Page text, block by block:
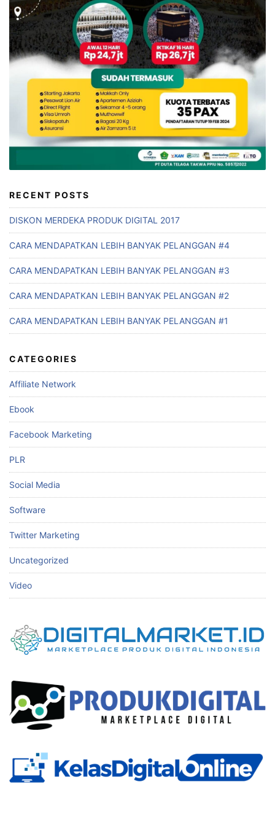
RECENT POSTS
DISKON MERDEKA PRODUK DIGITAL 2017
CARA MENDAPATKAN LEBIH BANYAK PELANGGAN #4
CARA MENDAPATKAN LEBIH BANYAK PELANGGAN #3
CARA MENDAPATKAN LEBIH BANYAK PELANGGAN #2
CARA MENDAPATKAN LEBIH BANYAK PELANGGAN #1
CATEGORIES
Affiliate Network
Ebook
Facebook Marketing
PLR
Social Media
Software
Twitter Marketing
Uncategorized
Video